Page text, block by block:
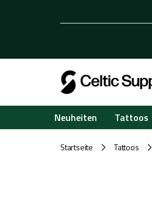
Neuheiten Tattoos
Startseite / Tattoos /